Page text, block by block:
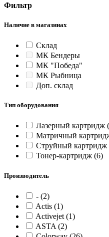
Фильтр
Наличие в магазинах
Склад
МК Бендеры
МК "Победа"
МК Рыбница
Доп. склад
Тип оборудования
Лазерный картридж
Матричный
Струйный картридж
Тонер-картридж (6)
Производитель
- (2)
Actis (1)
Activejet (1)
ASTA (2)